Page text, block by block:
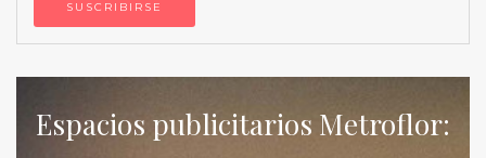
Espacios publicitarios Metroflor: